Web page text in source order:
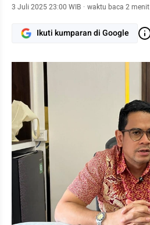
3 Juli 2025 23:00 WIB · waktu baca 2 menit
Ikuti kumparan di Google